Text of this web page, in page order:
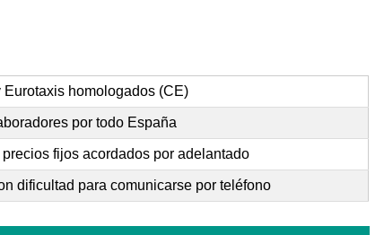
homologados (CE)
por todo España
fijos acordados por adelantado
dificultad para comunicarse por teléfono